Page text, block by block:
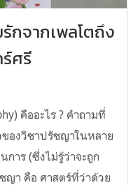
กจากเพลโตถึง
ศรี
คืออะไร ? คำถามที่
องวิชาปรัชญาในหลาย
าร (ซึ่งไม่รู้ว่าจะถูก
ญา คือ ศาสตร์ที่ว่าด้วย